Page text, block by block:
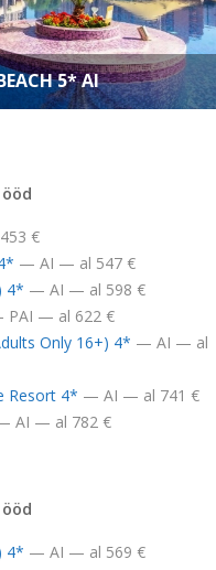
5* AI
€
— AI — al 547 €
4* — AI — al 598 €
PAI — al 622 €
Only 16+) 4* — AI — al
Resort 4* — AI — al 741 €
AI — al 782 €
4* — AI — al 569 €